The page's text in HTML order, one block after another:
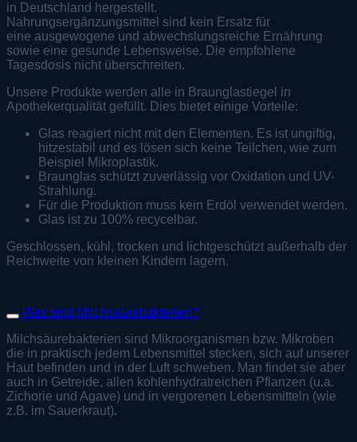
in Deutschland hergestellt.
Nahrungsergänzungsmittel sind kein Ersatz für
eine ausgewogene und abwechslungsreiche Ernährung
sowie eine gesunde Lebensweise. Die empfohlene
Tagesdosis nicht überschreiten.
Unsere Produkte werden alle in Braunglastiegel in
Apothekerqualität gefüllt. Dies bietet einige Vorteile:
Glas reagiert nicht mit den Elementen. Es ist ungiftig,
hitzestabil und es lösen sich keine Teilchen, wie zum
Beispiel Mikroplastik.
Braunglas schützt zuverlässig vor Oxidation und UV-
Strahlung.
Für die Produktion muss kein Erdöl verwendet werden.
Glas ist zu 100% recycelbar.
Geschlossen, kühl, trocken und lichtgeschützt außerhalb der
Reichweite von kleinen Kindern lagern.
Was sind Milchsäurebakterien?
Milchsäurebakterien sind Mikroorganismen bzw. Mikroben
die in praktisch jedem Lebensmittel stecken, sich auf unserer
Haut befinden und in der Luft schweben. Man findet sie aber
auch in Getreide, allen kohlenhydratreichen Pflanzen (u.a.
Zichorie und Agave) und in vergorenen Lebensmitteln (wie
z.B. im Sauerkraut).